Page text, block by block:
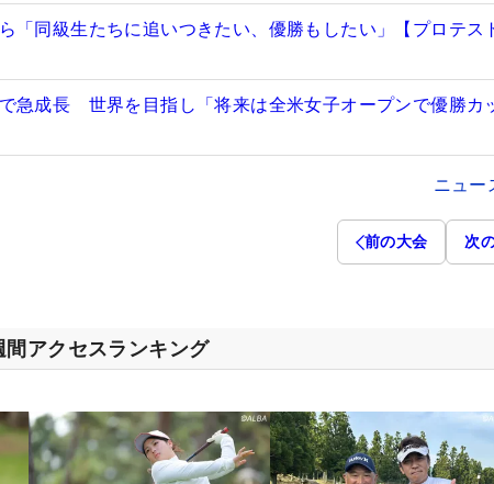
「同級生たちに追いつきたい、優勝もしたい」【プロテス
急成長 世界を目指し「将来は全米女子オープンで優勝カ
ニュー
前の大会 次
アクセスランキング